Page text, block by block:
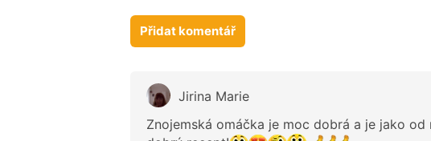
Přidat komentář
Jirina Marie
Znojemská omáčka je moc dobrá a je jako